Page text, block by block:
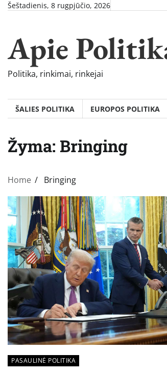
SkipŠeštadienis, 8 rugpjūčio, 2026
Apie
Politika, rinkimai, rinkejai
ŠALIES POLITIKA EUROPOS POLITIKA
Žyma: Bringing
Home Bringing
PASAULINĖ POLITIKA